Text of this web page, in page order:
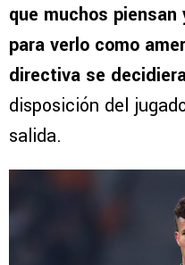
que muchos
para verlo como
directiva se
disposición del
salida.